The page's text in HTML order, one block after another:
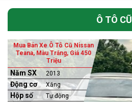
Ô TÔ CŨ
Mua Bán Xe Ô Tô Cũ Nissan
Teana, Màu Trắng, Giá 450
Triệu
Năm SX 2013
Động cơ Xăng
Hộp số Tự động